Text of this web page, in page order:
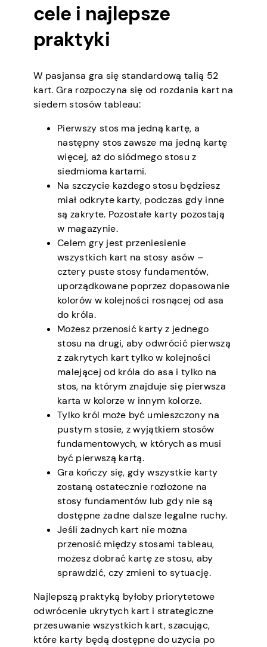
cele i najlepsze
praktyki
W pasjansa gra się standardową talią 52
kart. Gra rozpoczyna się od rozdania kart na
siedem stosów tableau:
Pierwszy stos ma jedną kartę, a
następny stos zawsze ma jedną kartę
więcej, aż do siódmego stosu z
siedmioma kartami.
Na szczycie każdego stosu będziesz
miał odkryte karty, podczas gdy inne
są zakryte. Pozostałe karty pozostają
w magazynie.
Celem gry jest przeniesienie
wszystkich kart na stosy asów –
cztery puste stosy fundamentów,
uporządkowane poprzez dopasowanie
kolorów w kolejności rosnącej od asa
do króla.
Możesz przenosić karty z jednego
stosu na drugi, aby odwrócić pierwszą
z zakrytych kart tylko w kolejności
malejącej od króla do asa i tylko na
stos, na którym znajduje się pierwsza
karta w kolorze w innym kolorze.
Tylko król może być umieszczony na
pustym stosie, z wyjątkiem stosów
fundamentowych, w których as musi
być pierwszą kartą.
Gra kończy się, gdy wszystkie karty
zostaną ostatecznie rozłożone na
stosy fundamentów lub gdy nie są
dostępne żadne dalsze legalne ruchy.
Jeśli żadnych kart nie można
przenosić między stosami tableau,
możesz dobrać kartę ze stosu, aby
sprawdzić, czy zmieni to sytuację.
Najlepszą praktyką byłoby priorytetowe
odwrócenie ukrytych kart i strategiczne
przesuwanie wszystkich kart, szacując,
które karty będą dostępne do użycia po